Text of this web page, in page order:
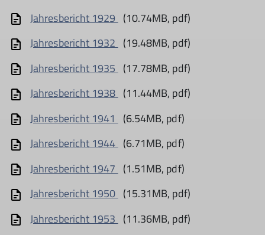
Jahresbericht 1929 (10.74MB, pdf)
Jahresbericht 1932 (19.48MB, pdf)
Jahresbericht 1935 (17.78MB, pdf)
Jahresbericht 1938 (11.44MB, pdf)
Jahresbericht 1941
(6.54MB, pdf)
Jahresbericht 1944 (6.71MB, pdf)
Jahresbericht 1947 (1.51MB, pdf)
Jahresbericht 1950 (15.31MB, pdf)
Jahresbericht 1953 (11.36MB, pdf)